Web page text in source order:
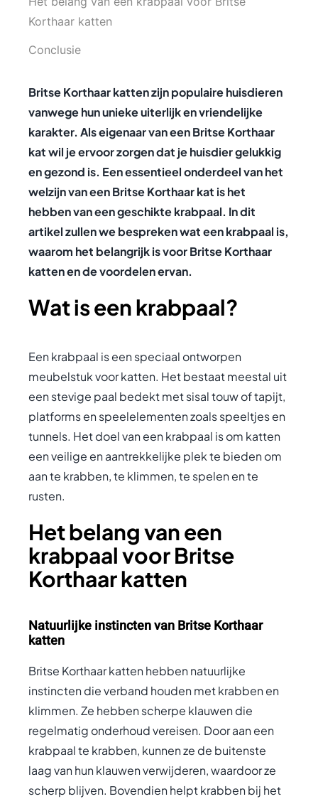
Korthaar katten
Conclusie
Britse Korthaar katten zijn populaire huisdieren
vanwege hun unieke uiterlijk en vriendelijke
karakter. Als eigenaar van een Britse Korthaar
kat wil je ervoor zorgen dat je huisdier gelukkig
en gezond is. Een essentieel onderdeel van het
welzijn van een Britse Korthaar kat is het
hebben van een geschikte krabpaal. In dit
artikel zullen we bespreken wat een krabpaal is,
waarom het belangrijk is voor Britse Korthaar
katten en de voordelen ervan.
Wat is een krabpaal?
Een krabpaal is een speciaal ontworpen
meubelstuk voor katten. Het bestaat meestal uit
een stevige paal bedekt met sisal touw of tapijt,
platforms en speelelementen zoals speeltjes en
tunnels. Het doel van een krabpaal is om katten
een veilige en aantrekkelijke plek te bieden om
aan te krabben, te klimmen, te spelen en te
rusten.
Het belang van een
krabpaal voor Britse
Korthaar katten
Natuurlijke instincten van Britse Korthaar
katten
Britse Korthaar katten hebben natuurlijke
instincten die verband houden met krabben en
klimmen. Ze hebben scherpe klauwen die
regelmatig onderhoud vereisen. Door aan een
krabpaal te krabben, kunnen ze de buitenste
laag van hun klauwen verwijderen, waardoor ze
scherp blijven. Bovendien helpt krabben bij het